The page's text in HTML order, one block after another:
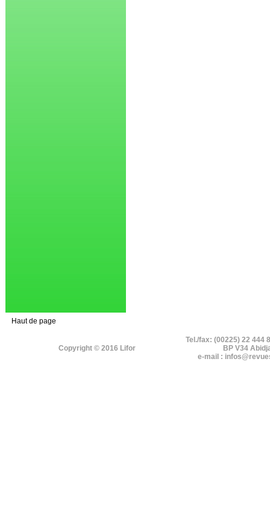
Haut de page
Copyright © 2016 Lifor
Tel./fax: (00225) 22 444
BP V34
e-mail :